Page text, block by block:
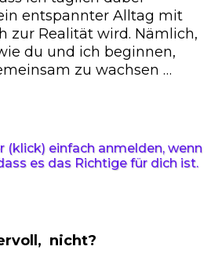
entspannter Alltag mit
zur Realität wird. Nämlich,
du und ich beginnen,
zu wachsen …
(klick) einfach anmelden, wenn
es das Richtige für dich ist.
nicht?